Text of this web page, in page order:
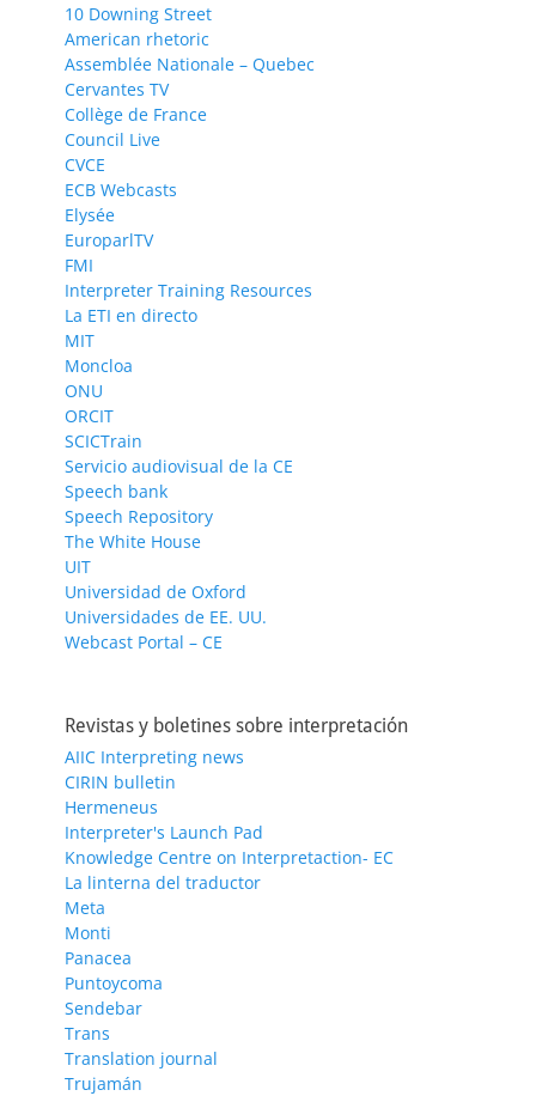
10 Downing Street
American rhetoric
Assemblée Nationale – Quebec
Cervantes TV
Collège de France
Council Live
CVCE
ECB Webcasts
Elysée
EuroparlTV
FMI
Interpreter Training Resources
La ETI en directo
MIT
Moncloa
ONU
ORCIT
SCICTrain
Servicio audiovisual de la CE
Speech bank
Speech Repository
The White House
UIT
Universidad de Oxford
Universidades de EE. UU.
Webcast Portal – CE
Revistas y boletines sobre interpretación
AIIC Interpreting news
CIRIN bulletin
Hermeneus
Interpreter's Launch Pad
Knowledge Centre on Interpretaction- EC
La linterna del traductor
Meta
Monti
Panacea
Puntoycoma
Sendebar
Trans
Translation journal
Trujamán